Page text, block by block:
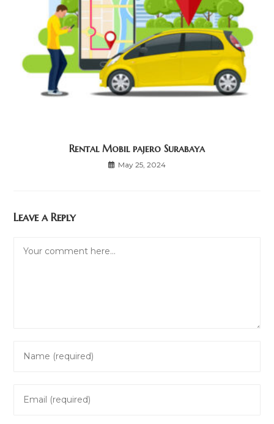
Rental Mobil pajero Surabaya
May 25, 2024
Leave a Reply
your
your